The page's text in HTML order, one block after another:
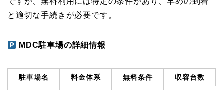
と適切な手続きが必要です。
MDC駐車場の詳細情報
駐車場名 料金体系 無料条件 収容台数